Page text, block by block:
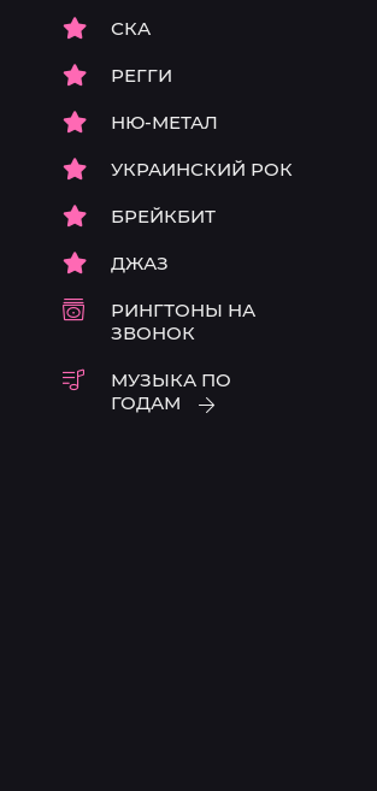
СКА
РЕГГИ
НЮ-МЕТАЛ
УКРАИНСКИЙ РОК
БРЕЙКБИТ
ДЖАЗ
РИНГТОНЫ НА
ЗВОНОК
МУЗЫКА ПО
ГОДАМ